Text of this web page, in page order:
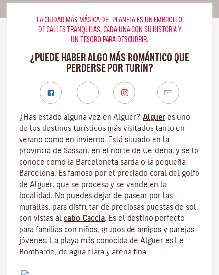
LA CIUDAD MÁS MÁGICA DEL PLANETA ES UN EMBROLLO
DE CALLES TRANQUILAS, CADA UNA CON SU HISTORIA Y
UN TESORO PARA DESCUBRIR.
¿PUEDE HABER ALGO MÁS ROMÁNTICO QUE
PERDERSE POR TURÍN?
¿Has estado alguna vez en Alguer? Alguer es uno
de los destinos turísticos más visitados tanto en
verano como en invierno. Está situado en la
provincia de Sassari, en el norte de Cerdeña, y se lo
conoce como la Barceloneta sarda o la pequeña
Barcelona. Es famoso por el preciado coral del golfo
de Alguer, que se procesa y se vende en la
localidad. No puedes dejar de pasear por las
murallas, para disfrutar de preciosas puestas de sol
con vistas al cabo Caccia. Es el destino perfecto
para familias con niños, grupos de amigos y parejas
jóvenes. La playa más conocida de Alguer es Le
Bombarde, de agua clara y arena fina.